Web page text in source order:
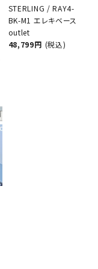
STERLING / RAY4-
BK-M1 エレキベース
outlet
48,799円 (税込)